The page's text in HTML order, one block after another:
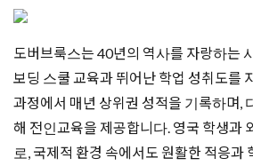
도버브룩스는 40년의 역사를 자랑하는
보딩 스쿨 교육과 뛰어난 학업 성취도를
과정에서 매년 상위권 성적을 기록하며,
해 전인교육을 제공합니다. 영국 학생과
로, 국제적 환경 속에서도 원활한 적응과